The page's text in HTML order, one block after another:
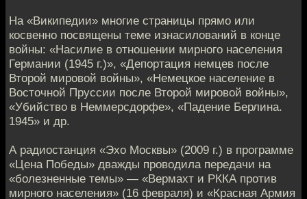
На «Википедии» многие страницы прямо или
косвенно посвящены теме изнасилований в конце
войны: «Насилие в отношении мирного населения
Германии (1945 г.)», «Депортация немцев после
Второй мировой войны», «Немецкое население в
Восточной Пруссии после Второй мировой войны»,
«Убийство в Неммерсдорфе», «Падение Берлина.
1945» и др.
А радиостанция «Эхо Москвы» (2009 г.) в программе
«Цена Победы» дважды проводила передачи на
«болезненные темы» — «Вермахт и РККА против
мирного населения» (16 февраля) и «Красная Армия